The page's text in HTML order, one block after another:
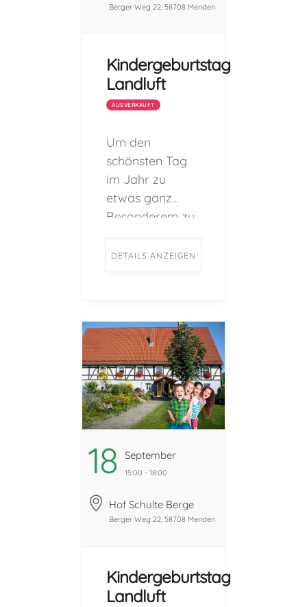
Berger Weg 22, 58708 Menden
Kindergeburtstag
Landluft
AUSVERKAUFT
Um den
schönsten Tag
im Jahr zu
etwas ganz
Besonderem zu
der Hof Schulte-
Programme für
Kinder im Alter
von 5-12 Jahren
an. ...
DETAILS ANZEIGEN
18 September
15:00 - 18:00
Hof Schulte Berge
Berger Weg 22, 58708 Menden
Kindergeburtstag
Landluft